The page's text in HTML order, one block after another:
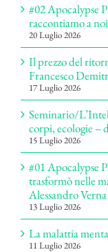
#02 Apocalypse
raccontiamo a
20 Luglio 2026
Il prezzo del
Francesco
17 Luglio 2026
Seminario/
corpi, ecologie –
15 Luglio 2026
#01 Apocalypse
trasformò nelle
Alessandro Verna
13 Luglio 2026
La malattia
11 Luglio 2026